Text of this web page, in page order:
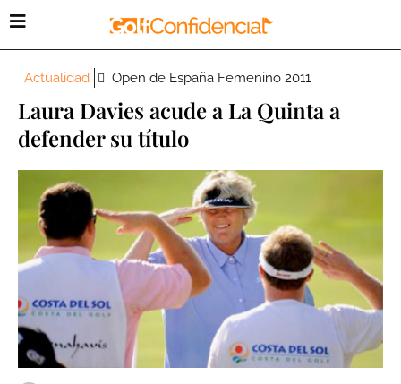
Actualidad Open de España Femenino 2011
Laura Davies acude a La Quinta a
defender su título